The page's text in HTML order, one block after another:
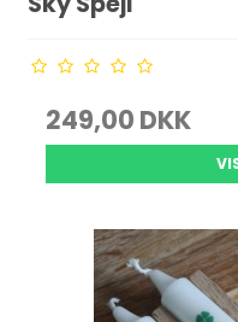
249,00 DKK